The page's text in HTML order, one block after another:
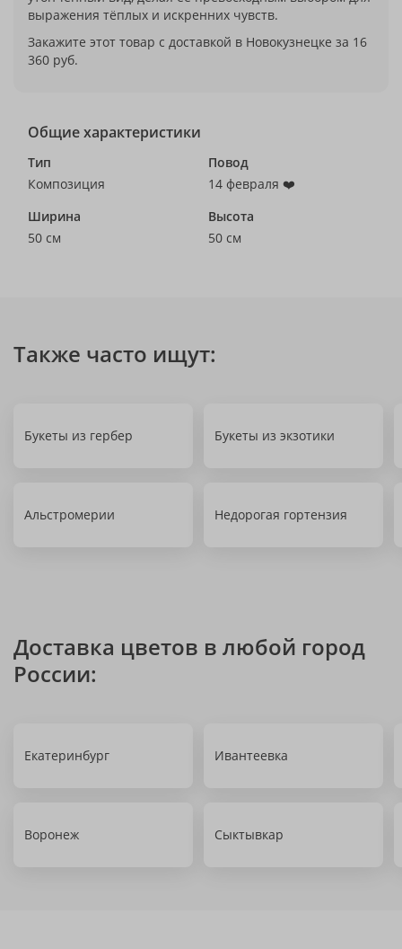
выражения тёплых и искренних чувств.
Закажите этот товар с доставкой в Новокузнецке за 16
360 руб.
Общие характеристики
Тип
Композиция
Повод
14 февраля ❤️
Ширина
50 см
Высота
50 см
Также часто ищут:
Букеты из гербер Букеты из экзотики
Альстромерии Недорогая гортензия
Доставка цветов в любой город
России:
Екатеринбург Ивантеевка
Воронеж Сыктывкар